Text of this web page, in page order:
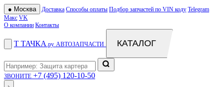
● Москва Доставка Способы оплаты Подбор запчастей по VIN коду Telegram
Макс VK
О компании Контакты
Т ТАЧКА .ру АВТОЗАПЧАСТИ КАТАЛОГ
ЗВОНИТЕ +7 (495) 120-10-50